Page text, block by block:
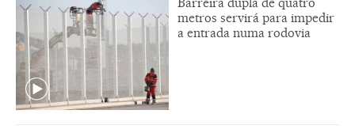
metros servirá para impedir
a entrada numa rodovia